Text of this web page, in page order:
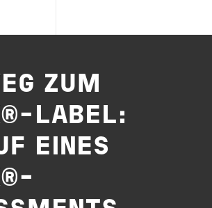
ZUM
LABEL:
EINES